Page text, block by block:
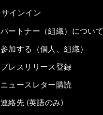
サインイン
パートナー（組織）につい
参加する（個人、組織）
プレスリリース登録
ニュースレター購読
連絡先 (英語のみ)